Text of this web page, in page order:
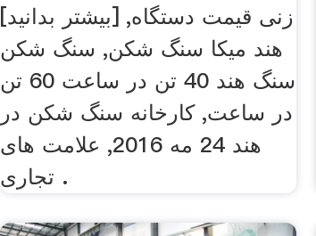
زنی قیمت دستگاه, [بیشتر بدانید]
هند میکا سنگ شکن, سنگ شکن
سنگ هند 40 تن در ساعت 60 تن
در ساعت, کارخانه سنگ شکن در
هند 24 مه 2016, علامت های
تجاری .